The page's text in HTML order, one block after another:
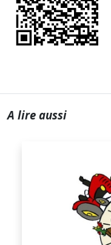
A lire aussi